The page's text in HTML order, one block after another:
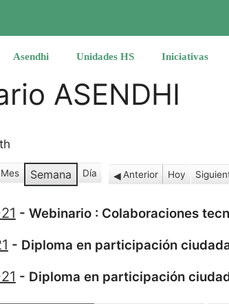
Asendhi Unidades HS Iniciativas
ASENDHI
Mes Semana Día Anterior Hoy
- Webinario : Colaboraciones
- Diploma en participación
- Diploma en participación